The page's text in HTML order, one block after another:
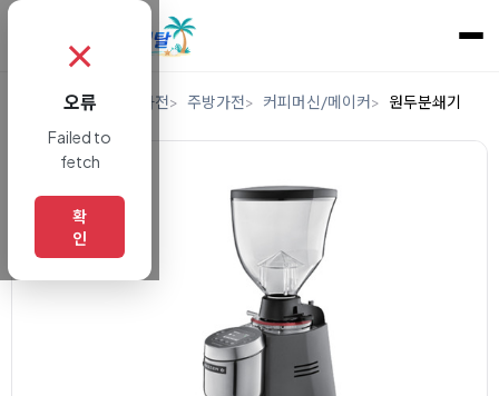
렌탈 디지털/가전 주방가전 커피머신/메이커 원두분쇄기
✗
오류
Failed to
fetch
확
인